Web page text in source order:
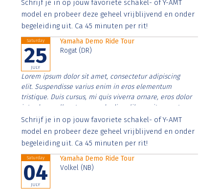
imperdiet. Nunc ut sem vitae risus tristique posuere.
Schrijf je in op jouw favoriete schakel- of Y-AMT
model en probeer deze geheel vrijblijvend en onder
begeleiding uit. Ca 45 minuten per rit!
Saturday
25
JULY
Yamaha Demo Ride Tour
Rogat (DR)
Lorem ipsum dolor sit amet, consectetur adipiscing
elit. Suspendisse varius enim in eros elementum
tristique. Duis cursus, mi quis viverra ornare, eros dolor
interdum nulla, ut commodo diam libero vitae erat.
Aenean faucibus nibh et justo cursus id rutrum lorem
imperdiet. Nunc ut sem vitae risus tristique posuere.
Schrijf je in op jouw favoriete schakel- of Y-AMT
model en probeer deze geheel vrijblijvend en onder
begeleiding uit. Ca 45 minuten per rit!
Saturday
04
JULY
Yamaha Demo Ride Tour
Volkel (NB)